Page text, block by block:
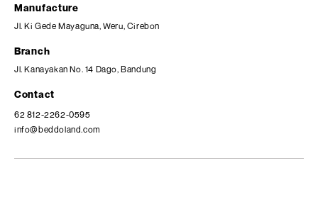
Manufacture
Jl. Ki Gede Mayaguna, Weru, Cirebon
Branch
Jl. Kanayakan No. 14 Dago, Bandung
Contact
62 812-2262-0595
info@beddoland.com